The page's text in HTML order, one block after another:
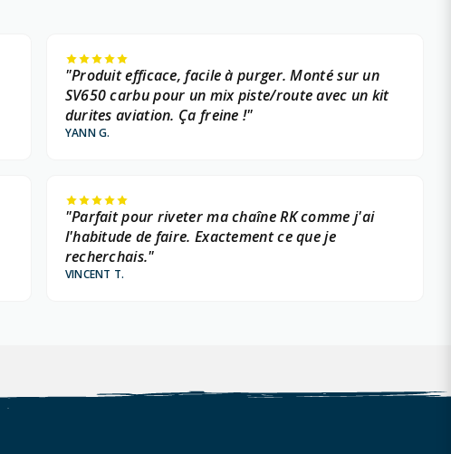
"Produit efficace, facile à purger. Monté sur un
SV650 carbu pour un mix piste/route avec un kit
durites aviation. Ça freine !"
YANN G.
"Parfait pour riveter ma chaîne RK comme j'ai
l'habitude de faire. Exactement ce que je
recherchais."
VINCENT T.